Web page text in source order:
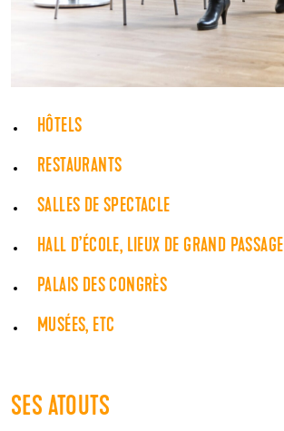
HÔTELS
RESTAURANTS
SALLES DE SPECTACLE
HALL D’ÉCOLE, LIEUX DE GRAND PASSAGE
PALAIS DES CONGRÈS
MUSÉES, ETC
SES ATOUTS